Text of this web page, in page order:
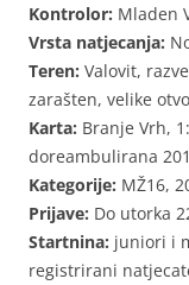
Kontrolor: Mladen
Vrsta natjecanja:
Teren: Valovit,
zarašten, velike
Karta: Branje Vrh,
doreambulirana
Kategorije: MŽ16,
Prijave: Do utorka
Startnina: juniori i
registrirani